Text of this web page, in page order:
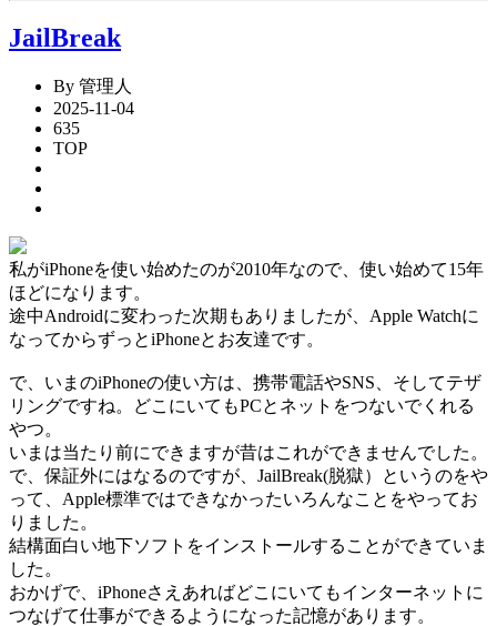
JailBreak
By 管理人
2025-11-04
635
TOP
私がiPhoneを使い始めたのが2010年なので、使い始めて15年
ほどになります。
途中Androidに変わった次期もありましたが、Apple Watchに
なってからずっとiPhoneとお友達です。
で、いまのiPhoneの使い方は、携帯電話やSNS、そしてテザ
リングですね。どこにいてもPCとネットをつないでくれる
やつ。
いまは当たり前にできますが昔はこれができませんでした。
で、保証外にはなるのですが、JailBreak(脱獄）というのをや
って、Apple標準ではできなかったいろんなことをやってお
りました。
結構面白い地下ソフトをインストールすることができていま
した。
おかげで、iPhoneさえあればどこにいてもインターネットに
つなげて仕事ができるようになった記憶があります。